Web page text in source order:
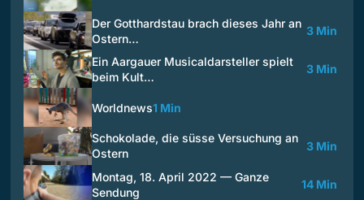
Der Gotthardstau brach dieses Jahr an
Ostern…
3 Min
Ein Aargauer Musicaldarsteller spielt
beim Kult…
3 Min
Worldnews1 Min
Schokolade, die süsse Versuchung an
Ostern
3 Min
Montag, 18. April 2022 — Ganze
Sendung
14 Min